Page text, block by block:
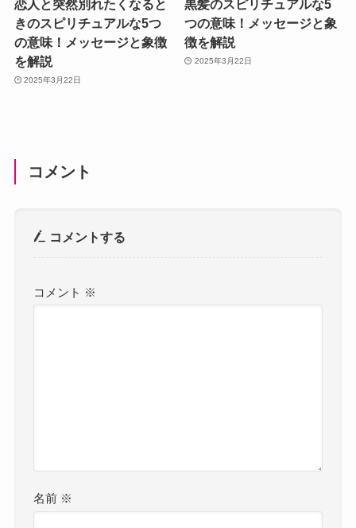
恋人と突然別れたくなると
きのスピリチュアルな5つ
の意味！メッセージと象徴
を解説
2025年3月22日
黒髪のスピリチュアルな5
つの意味！メッセージと象
徴を解説
2025年3月22日
コメント
コメントする
コメント ※
名前 ※